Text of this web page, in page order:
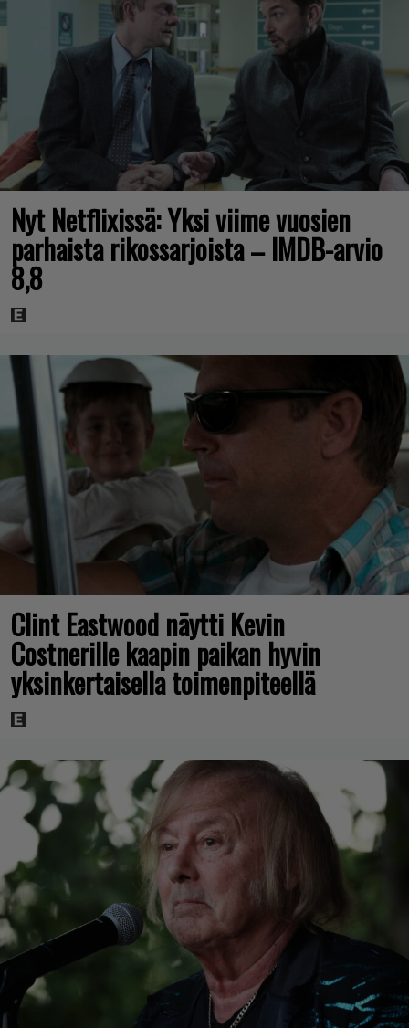
Nyt Netflixissä: Yksi viime vuosien
parhaista rikossarjoista – IMDB-arvio
8,8
Clint Eastwood näytti Kevin
Costnerille kaapin paikan hyvin
yksinkertaisella toimenpiteellä